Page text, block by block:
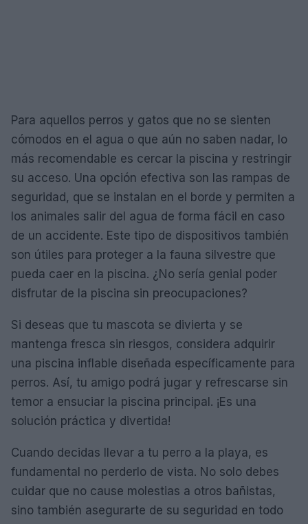
Para aquellos perros y gatos que no se sienten
cómodos en el agua o que aún no saben nadar, lo
más recomendable es cercar la piscina y restringir
su acceso. Una opción efectiva son las rampas de
seguridad, que se instalan en el borde y permiten a
los animales salir del agua de forma fácil en caso
de un accidente. Este tipo de dispositivos también
son útiles para proteger a la fauna silvestre que
pueda caer en la piscina. ¿No sería genial poder
disfrutar de la piscina sin preocupaciones?
Si deseas que tu mascota se divierta y se
mantenga fresca sin riesgos, considera adquirir
una piscina inflable diseñada específicamente para
perros. Así, tu amigo podrá jugar y refrescarse sin
temor a ensuciar la piscina principal. ¡Es una
solución práctica y divertida!
Cuando decidas llevar a tu perro a la playa, es
fundamental no perderlo de vista. No solo debes
cuidar que no cause molestias a otros bañistas,
sino también asegurarte de su seguridad en todo